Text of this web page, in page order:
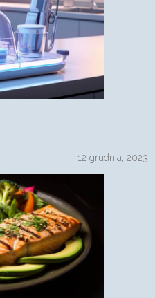
12 grudnia, 2023